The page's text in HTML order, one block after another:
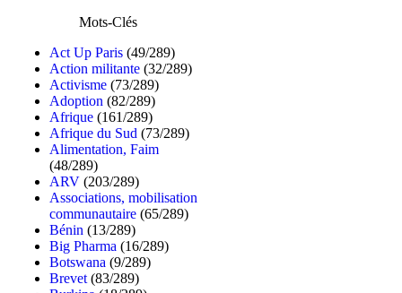
Mots-Clés
Act Up Paris (49/289)
Action militante (32/289)
Activisme (73/289)
Adoption (82/289)
Afrique (161/289)
Afrique du Sud (73/289)
Alimentation, Faim
(48/289)
ARV (203/289)
Associations, mobilisation
communautaire (65/289)
Bénin (13/289)
Big Pharma (16/289)
Botswana (9/289)
Brevet (83/289)